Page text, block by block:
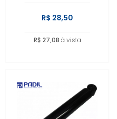
R$ 28,50
R$ 27,08 à vista